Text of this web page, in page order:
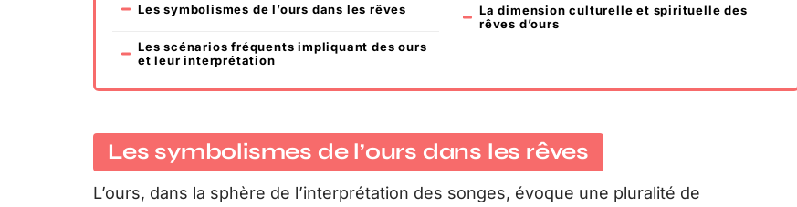
Les symbolismes de l’ours dans les rêves
Les scénarios fréquents impliquant des ours
et leur interprétation
La dimension culturelle et spirituelle des
rêves d’ours
Les symbolismes de l’ours dans les rêves
L’ours, dans la sphère de l’interprétation des songes, évoque une pluralité de